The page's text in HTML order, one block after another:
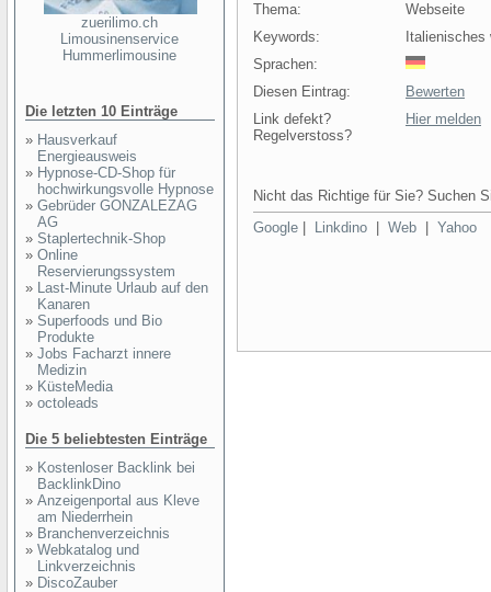
zuerilimo.ch
Limousinenservice
Hummerlimousine
Die letzten 10 Einträge
» Hausverkauf
Energieausweis
» Hypnose-CD-Shop für
hochwirkungsvolle Hypnose
» Gebrüder GONZALEZAG
AG
» Staplertechnik-Shop
» Online
Reservierungssystem
» Last-Minute Urlaub auf den
Kanaren
» Superfoods und Bio
Produkte
» Jobs Facharzt innere
Medizin
» KüsteMedia
» octoleads
Die 5 beliebtesten Einträge
» Kostenloser Backlink bei
BacklinkDino
» Anzeigenportal aus Kleve
am Niederrhein
» Branchenverzeichnis
» Webkatalog und
Linkverzeichnis
» DiscoZauber
Thema:
Webseite
Keywords:
Sprachen:
Diesen Eintrag:
Bewerten
Link defekt?
Regelverstoss?
Hier melden
Nicht das Richtige für Sie? Suchen
Google
Linkdino Web Yahoo